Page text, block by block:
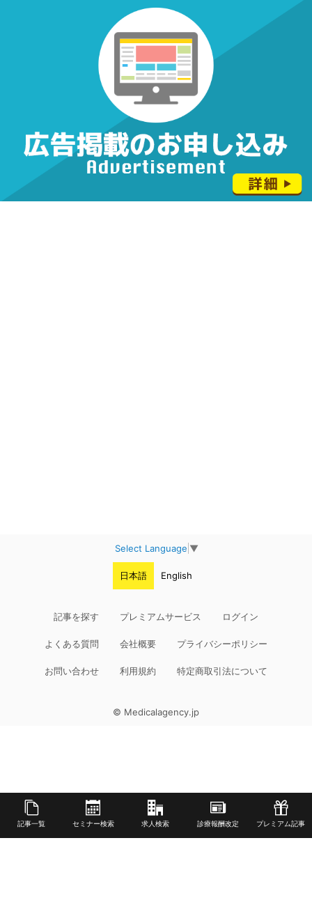
記事一覧 セミナー検索 求人検索 診療報酬改定 プレミアム記事
Select Language ▼
日本語 English
記事を探す プレミアムサービス ログイン
よくある質問 会社概要 プライバシーポリシー
お問い合わせ 利用規約 特定商取引法について
© Medicalagency.jp